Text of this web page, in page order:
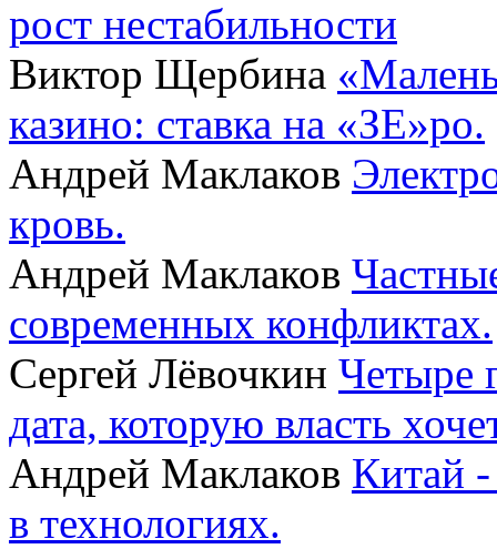
рост нестабильности
Виктор Щербина
казино: ставка на «ЗЕ»ро.
Андрей Маклаков
кровь.
Андрей Маклаков
современных конфликтах.
Сергей Лёвочкин Четыре
дата, которую власть
Андрей Маклаков Китай
в технологиях.